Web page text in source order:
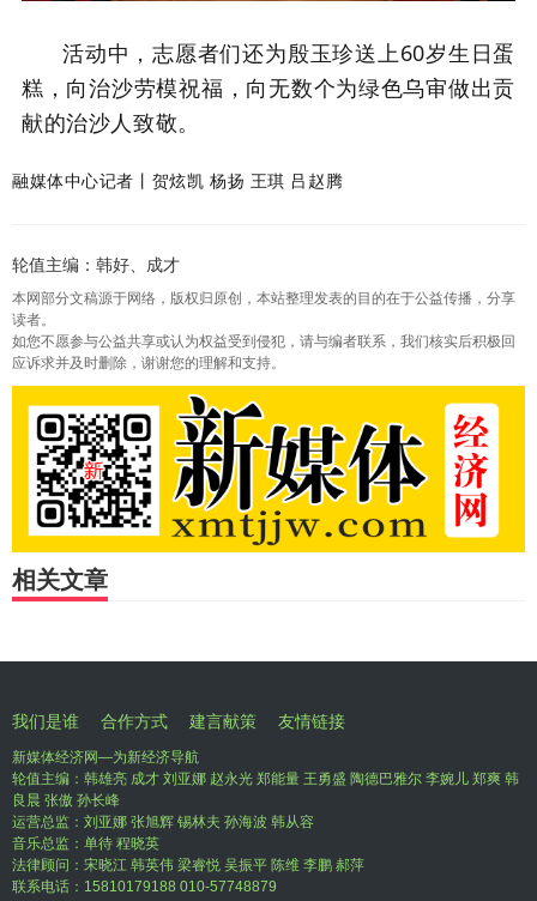
活动中，志愿者们还为殷玉珍送上60岁生日蛋
糕，向治沙劳模祝福，向无数个为绿色乌审做出贡
献的治沙人致敬。
融媒体中心记者丨贺炫凯 杨扬 王琪 吕赵腾
轮值主编：韩好、成才
本网部分文稿源于网络，版权归原创，本站整理发表的目的在于公益传播，分享
读者。
如您不愿参与公益共享或认为权益受到侵犯，请与编者联系，我们核实后积极回
应诉求并及时删除，谢谢您的理解和支持。
相关文章
我们是谁 合作方式 建言献策 友情链接
新媒体经济网—为新经济导航
轮值主编：韩雄亮 成才 刘亚娜 赵永光 郑能量 王勇盛 陶德巴雅尔 李婉儿 郑爽 韩
良晨 张傲 孙长峰
运营总监：刘亚娜 张旭辉 锡林夫 孙海波 韩从容
音乐总监：单待 程晓英
法律顾问：宋晓江 韩英伟 梁睿悦 吴振平 陈维 李鹏 郝萍
联系电话：15810179188 010-57748879